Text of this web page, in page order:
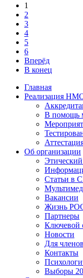
1
2
3
4
5
6
Вперёд
В конец
Главная
Реализация
В помощь
Об организации
Статьи в
Вакансии
Жизнь
Партнеры
Ключевой
Новости
Для
Контакты
Выборы